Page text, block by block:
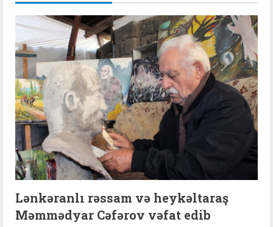
Lənkəranlı rəssam və heykəltaraş
Məmmədyar Cəfərov vəfat edib